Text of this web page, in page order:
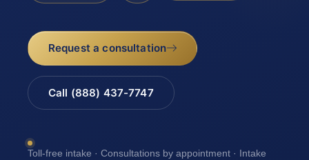
Request a consultation
Call (888) 437-7747
Toll-free intake · Consultations by appointment · Intake